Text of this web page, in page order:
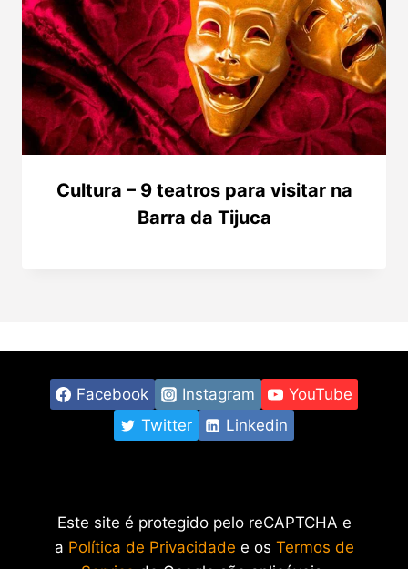
Cultura – 9 teatros para visitar na
Barra da Tijuca
Facebook Instagram
YouTube
Twitter
Linkedin
Este site é protegido pelo reCAPTCHA e
a Política de Privacidade e os Termos de